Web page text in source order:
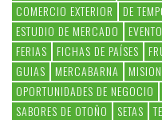
COMERCIO EXTERIOR
DE
ESTUDIO DE MERCADO
FERIAS
FICHAS DE PAÍSES
GUIAS
MERCABARNA
OPORTUNIDADES DE NEGOCIO
SABORES DE OTOÑO
SETAS